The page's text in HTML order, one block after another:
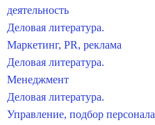
деятельность
Деловая литература.
Маркетинг, PR, реклама
Деловая литература.
Менеджмент
Деловая литература.
Управление, подбор персонала